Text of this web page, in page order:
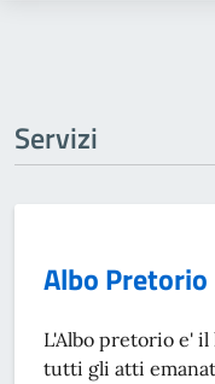
Servizi
Albo Pretorio
L'Albo pretorio e'
tutti gli atti